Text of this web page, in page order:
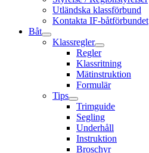
Utländska klassförbund
Kontakta IF-båtförbundet
Båt
Klassregler
Regler
Klassritning
Mätinstruktion
Formulär
Tips
Trimguide
Segling
Underhåll
Instruktion
Broschyr